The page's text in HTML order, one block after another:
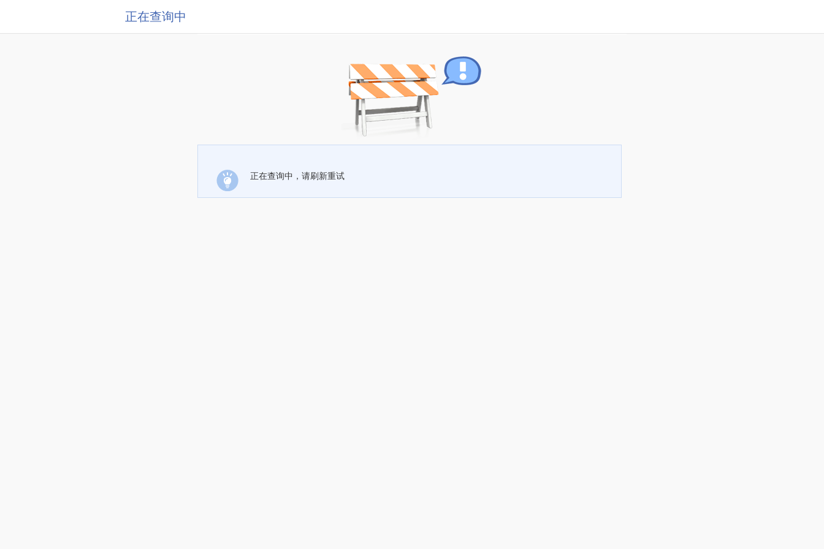
正在查询中
正在查询中，请刷新重试